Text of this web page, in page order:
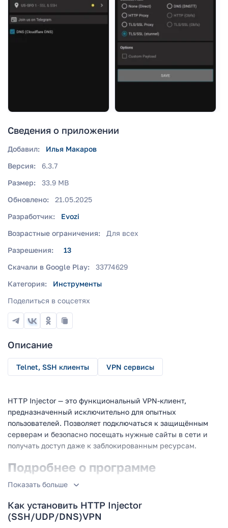
Сведения о приложении
Добавил:
Илья Макаров
Версия:
6.3.7
Размер:
33.9 MB
Обновлено:
21.05.2025
Разработчик:
Evozi
Возрастные ограничения:
Для всех
Разрешения:
13
Скачали в Google Play:
33774629
Категория:
Инструменты
Поделиться в соцсетях
Описание
Telnet, SSH клиенты VPN сервисы
HTTP Injector — это функциональный VPN-клиент,
предназначенный исключительно для опытных
пользователей. Позволяет подключаться к защищённым
серверам и безопасно посещать нужные сайты в сети и
получать доступ даже к заблокированным ресурсам.
Подробнее о программе
Перед вами универсальный SSH/Proxy/SSL Tunnel/DNS
профессионалов. Использует новейшие технологии и
позволяет использовать несколько протоколов для
Показать больше
Как установить HTTP Injector
(SSH/UDP/DNS)VPN